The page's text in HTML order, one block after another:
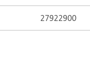
27922900